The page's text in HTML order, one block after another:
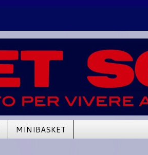
MINIBASKET